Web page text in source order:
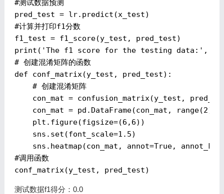
#测试数据预测
#计算并打印f1分数
f1_test = f1_score(y_test, pred_test)
print( 'The f1 score for the testing data:'
# 创建混淆矩阵的函数
def
conf_matrix(y_test, pred_test) :
# 创建混淆矩阵
con_mat = confusion_matrix(y_test,
    con_mat = pd.DataFrame(con_mat, range(
2),
    plt.figure(figsize=(
6 , 6))
    sns.set(font_scale=
1.5)
    sns.heatmap(con_mat, annot=
True,
#调用函数
测试数据f1得分：0.0